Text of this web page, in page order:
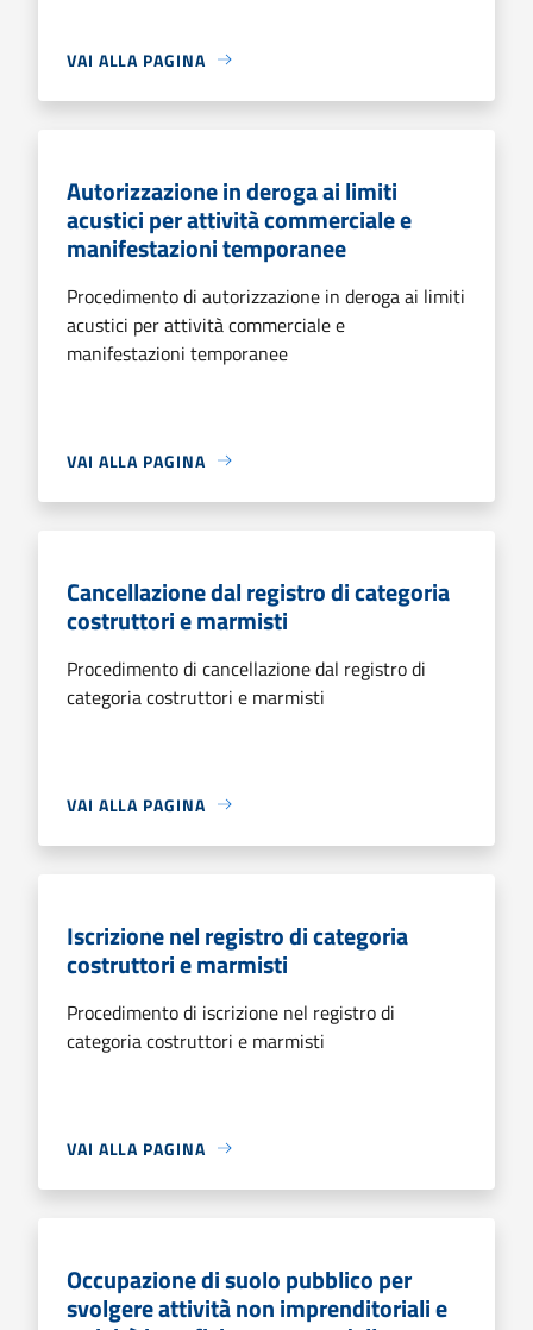
VAI ALLA PAGINA
Autorizzazione in deroga ai limiti
acustici per attività commerciale e
manifestazioni temporanee
Procedimento di autorizzazione in deroga ai limiti
acustici per attività commerciale e
manifestazioni temporanee
VAI ALLA PAGINA
Cancellazione dal registro di categoria
costruttori e marmisti
Procedimento di cancellazione dal registro di
categoria costruttori e marmisti
VAI ALLA PAGINA
Iscrizione nel registro di categoria
costruttori e marmisti
Procedimento di iscrizione nel registro di
categoria costruttori e marmisti
VAI ALLA PAGINA
Occupazione di suolo pubblico per
svolgere attività non imprenditoriali e